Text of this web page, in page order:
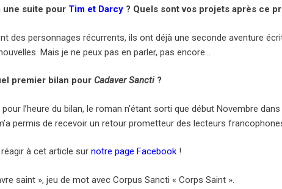
une suite pour Tim et Darcy ? Quels sont vos projets après ce
des personnages récurrents, ils ont déjà une seconde aventure
Mais je ne peux pas en parler, pas encore…
premier bilan pour Cadaver Sancti ?
l’heure du bilan, le roman n’étant sorti que début Novembre
permis de recevoir un retour prometteur des lecteurs
réagir à cet article surnotre page Facebook !
saint », jeu de mot avec Corpus Sancti « Corps Saint ».